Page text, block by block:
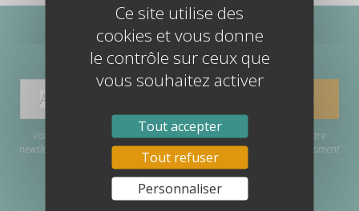
ABONNEZ-VOUS À MA NEWSLETTER
Votre adresse e-mail est uniquement utilisée pour vous envoyer notre
newsletter et des informations sur nos activités. Vous pouvez à tout moment
utiliser le lien de désabonnement inclus dans la newsletter.
Ce site utilise des
cookies et vous donne
le contrôle sur ceux que
vous souhaitez activer
Tout accepter
Tout refuser
Personnaliser